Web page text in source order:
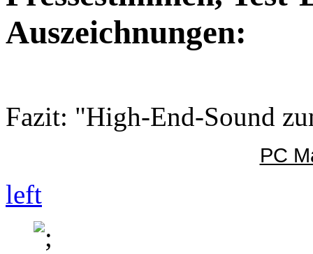
Auszeichnungen:
Fazit: "High-End-Sound
PC
left